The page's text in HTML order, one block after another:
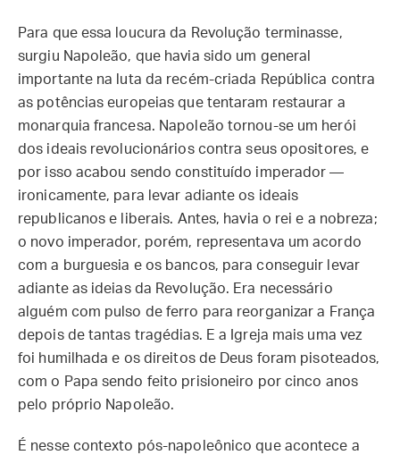
Para que essa loucura da Revolução terminasse,
surgiu Napoleão, que havia sido um general
importante na luta da recém-criada República contra
as potências europeias que tentaram restaurar a
monarquia francesa. Napoleão tornou-se um herói
dos ideais revolucionários contra seus opositores, e
por isso acabou sendo constituído imperador —
ironicamente, para levar adiante os ideais
republicanos e liberais. Antes, havia o rei e a nobreza;
o novo imperador, porém, representava um acordo
com a burguesia e os bancos, para conseguir levar
adiante as ideias da Revolução. Era necessário
alguém com pulso de ferro para reorganizar a França
depois de tantas tragédias. E a Igreja mais uma vez
foi humilhada e os direitos de Deus foram pisoteados,
com o Papa sendo feito prisioneiro por cinco anos
pelo próprio Napoleão.
É nesse contexto pós-napoleônico que acontece a